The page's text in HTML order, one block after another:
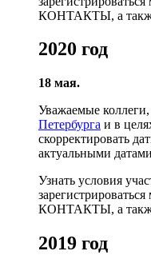
КОНТАКТЫ, а также
2020 год
18 мая.
Уважаемые
Петербурга и в
скорректировать
актуальными
Узнать условия
КОНТАКТЫ, а также
2019 год